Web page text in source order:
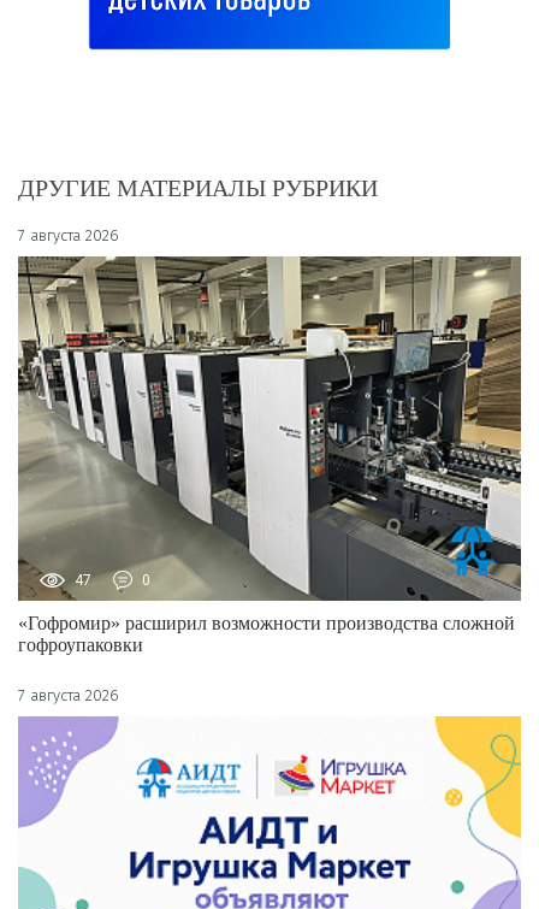
ДРУГИЕ МАТЕРИАЛЫ РУБРИКИ
7 августа 2026
47 0
«Гофромир» расширил возможности производства сложной
гофроупаковки
7 августа 2026